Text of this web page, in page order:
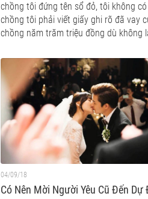
chồng tôi đứng tên sổ đỏ, tôi không
chồng tôi phải viết giấy ghi rõ đã vay
chồng năm trăm triệu đồng dù không
04/09/18
Có Nên Mời Người Yêu Cũ Đến Dự